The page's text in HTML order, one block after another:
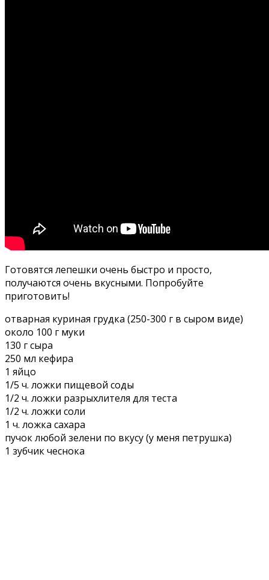
Готовятся лепешки очень быстро и просто,
получаются очень вкусными. Попробуйте
приготовить!
отварная куриная грудка (250-300 г в сыром виде)
около 100 г муки
130 г сыра
250 мл кефира
1 яйцо
1/5 ч. ложки пищевой соды
1/2 ч. ложки разрыхлителя для теста
1/2 ч. ложки соли
1 ч. ложка сахара
пучок любой зелени по вкусу (у меня петрушка)
1 зубчик чеснока